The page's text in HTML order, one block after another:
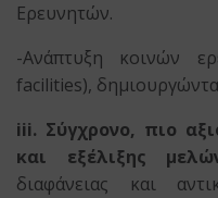
Ερευνητών.
-Ανάπτυξη κοινών
facilities),
iii. Σύγχρονο, πιο
και εξέλιξης
διαφάνειας και